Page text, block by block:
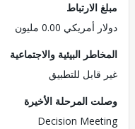
0.00 مليون
البيئية والاجتماعية
للتطبيق
المرحلة الأخيرة
Decision